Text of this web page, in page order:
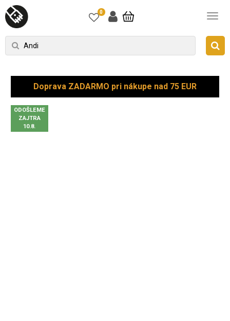
0
Doprava ZADARMO pri nákupe nad 75 EUR
ODOŠLEME
ZAJTRA
10.8.